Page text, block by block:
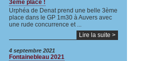
3ème place !
Urphéa de Denat prend une belle 3ème
place dans le GP 1m30 à Auvers avec
une rude concurrence et ...
Lire la suite >
4 septembre 2021
Fontainebleau 2021